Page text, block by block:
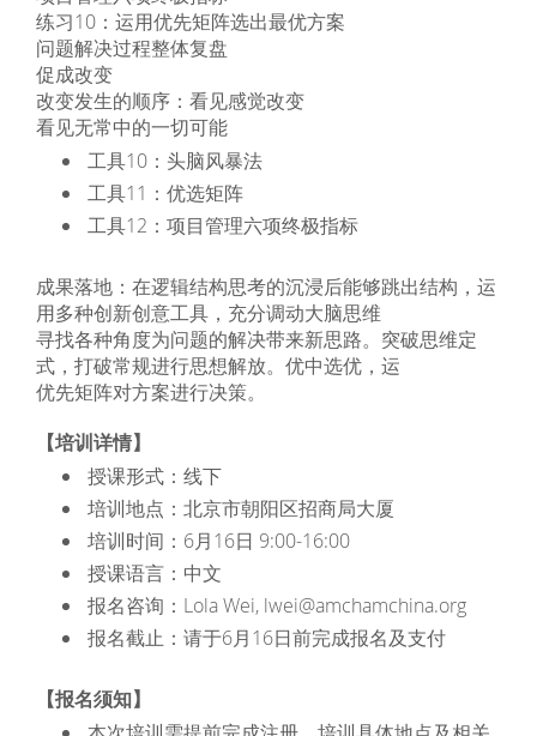
练习10：运用优先矩阵选出最优方案
问题解决过程整体复盘
促成改变
改变发生的顺序：看见感觉改变
看见无常中的一切可能
工具10：头脑风暴法
工具11：优选矩阵
工具12：项目管理六项终极指标
成果落地：在逻辑结构思考的沉浸后能够跳出结构，运
用多种创新创意工具，充分调动大脑思维
寻找各种角度为问题的解决带来新思路。突破思维定
式，打破常规进行思想解放。优中选优，运
优先矩阵对方案进行决策。
【培训详情】
授课形式：线下
培训地点：北京市朝阳区招商局大厦
培训时间：6月16日 9:00-16:00
授课语言：中文
报名咨询：Lola Wei, lwei@amchamchina.org
报名截止：请于6月16日前完成报名及支付
【报名须知】